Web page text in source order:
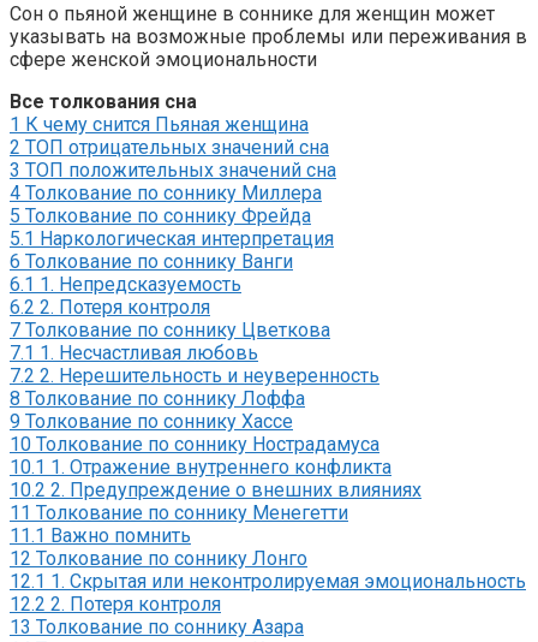
Сон о пьяной женщине в соннике для женщин может
указывать на возможные проблемы или переживания в
сфере женской эмоциональности
Все толкования сна
1 К чему снится Пьяная женщина
2 ТОП отрицательных значений сна
3 ТОП положительных значений сна
4 Толкование по соннику Миллера
5 Толкование по соннику Фрейда
5.1 Наркологическая интерпретация
6 Толкование по соннику Ванги
6.1 1. Непредсказуемость
6.2 2. Потеря контроля
7 Толкование по соннику Цветкова
7.1 1. Несчастливая любовь
7.2 2. Нерешительность и неуверенность
8 Толкование по соннику Лоффа
9 Толкование по соннику Хассе
10 Толкование по соннику Нострадамуса
10.1 1. Отражение внутреннего конфликта
10.2 2. Предупреждение о внешних влияниях
11 Толкование по соннику Менегетти
11.1 Важно помнить
12 Толкование по соннику Лонго
12.1 1. Скрытая или неконтролируемая эмоциональность
12.2 2. Потеря контроля
13 Толкование по соннику Азара